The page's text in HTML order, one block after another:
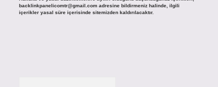
backlinkpanelicomtr@gmail.comadresine bildirmeniz halinde, ilgili
içerikler yasal süre içerisinde sitemizden kaldırılacaktır.